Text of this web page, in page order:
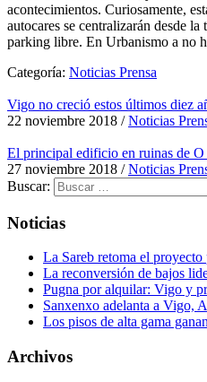
acontecimientos. Curiosamente,
autocares se centralizarán desde
parking libre. En Urbanismo a no
Categoría: Noticias Prensa
Vigo no creció estos últimos diez
22 noviembre 2018 /Noticias
El principal edificio en ruinas de O
27 noviembre 2018 /Noticias
Buscar:
Noticias
La Sareb retoma el
La reconversión de bajos
Pugna por alquilar: Vigo y
Sanxenxo adelanta a Vigo,
Los pisos de alta gama
Archivos